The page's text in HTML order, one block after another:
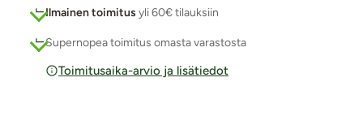
Ilmainen toimitus yli 60€ tilauksiin
Supernopea toimitus omasta varastosta
Toimitusaika-arvio ja lisätiedot